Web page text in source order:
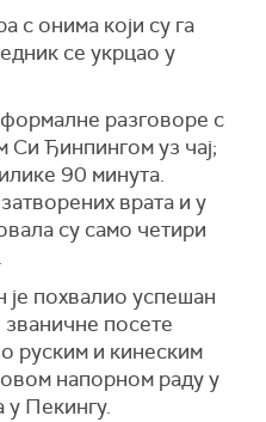
"привремене и
Велика Британија
пута". Министар
на Блиском
Велике Британије
дозволу за увоз
од руске нафте
Уредба је
одређених услуга
уз обавезну
с онима који су га
се укрцао у
разговоре с
Си Ђинпингом уз чај;
90 минута.
врата и у
су само четири
похвалио успешан
званичне посете
руским и кинеским
напорном раду у
у Пекингу.